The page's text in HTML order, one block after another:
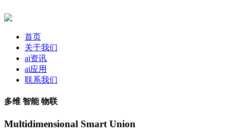
首页
关于我们
ai资讯
ai应用
联系我们
多维 智能 物联
Multidimensional Smart Union